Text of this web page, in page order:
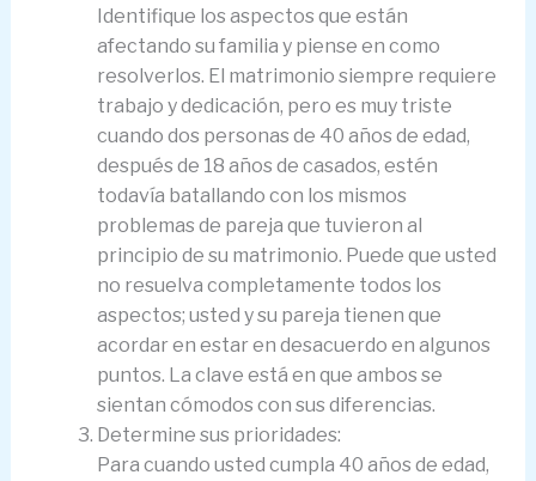
Identifique los aspectos que están
afectando su familia y piense en como
resolverlos. El matrimonio siempre requiere
trabajo y dedicación, pero es muy triste
cuando dos personas de 40 años de edad,
después de 18 años de casados, estén
todavía batallando con los mismos
problemas de pareja que tuvieron al
principio de su matrimonio. Puede que usted
no resuelva completamente todos los
aspectos; usted y su pareja tienen que
acordar en estar en desacuerdo en algunos
puntos. La clave está en que ambos se
sientan cómodos con sus diferencias.
Determine sus prioridades:
Para cuando usted cumpla 40 años de edad,